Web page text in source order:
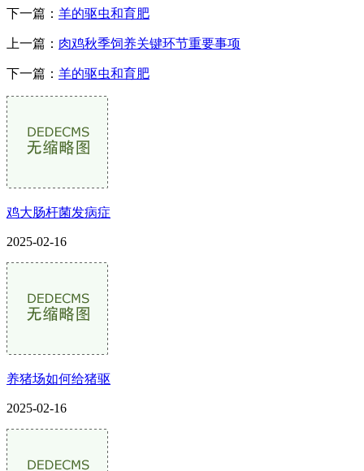
下一篇： 羊的驱虫和育肥
上一篇： 肉鸡秋季饲养关键环节重要事项
下一篇： 羊的驱虫和育肥
鸡大肠杆菌发病症
2025-02-16
养猪场如何给猪驱
2025-02-16